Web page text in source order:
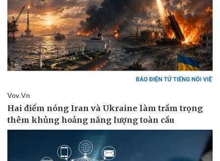
Kinh tế
Bất động sản
Khởi nghiệp
Giá vàng
Tiêu dùng
Tỷ giá